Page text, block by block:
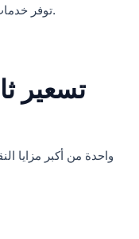
👉 توفر خدمات النقل الخاصة تجربة أكثر توقعًا وراحة.
واحدة من أكبر مزايا